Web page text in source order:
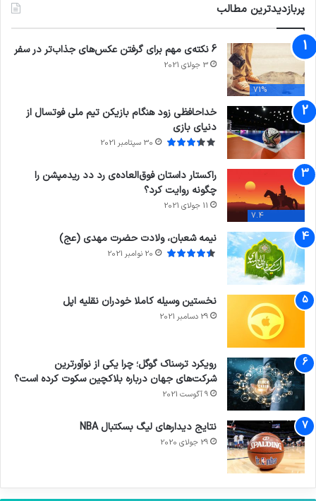
پربازدیدترین مطالب
71%
6 نکته‌ی مهم برای گرفتن عکس‌های جذاب‌تر در سفر
3 جولای 2021
خداحافظی زود هنگام بازیکن تیم ملی فوتسال از
دنیای بازی
30 سپتامبر 2021
7.4
راکستار داستان فوق‌العاده‌ی رد دد ریدمپشن را
چگونه روایت کرد؟
11 جولای 2021
نیمه شعبان، ولادت حضرت مهدی (عج)
20 نوامبر 2021
نخستین وسیله کاملا خودران نقلیه اپل
29 دسامبر 2021
رویکرد ترسناک گوگل؛ چرا یکی از نوآورترین
شرکت‌های جهان درباره بلاکچین سکوت کرده است؟
9 آگوست 2021
نتایج دیدار‌های لیگ بسکتبال NBA
29 جولای 2020